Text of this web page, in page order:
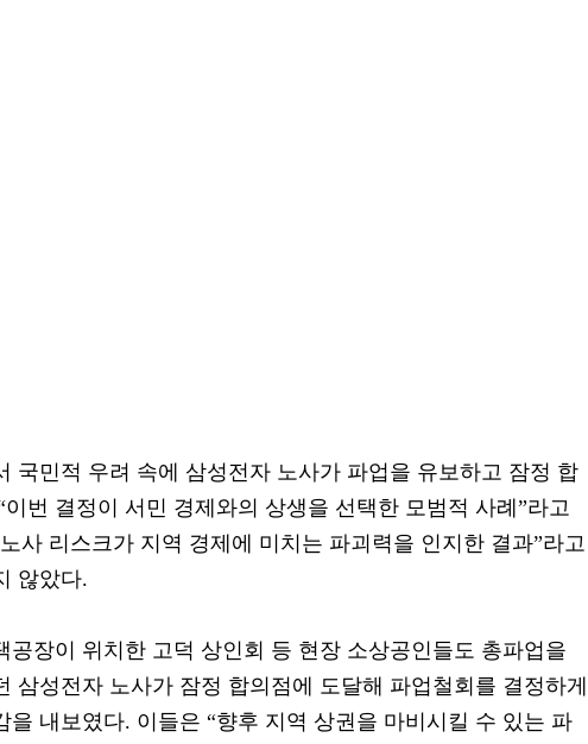
국민적 우려 속에 삼성전자 노사가 파업을 유보하고 잠정 합
번 결정이 서민 경제와의 상생을 선택한 모범적 사례”라고
사 리스크가 지역 경제에 미치는 파괴력을 인지한 결과”라고
않았다.
공장이 위치한 고덕 상인회 등 현장 소상공인들도 총파업을
삼성전자 노사가 잠정 합의점에 도달해 파업철회를 결정하게
을 내보였다. 이들은 “향후 지역 상권을 마비시킬 수 있는 파